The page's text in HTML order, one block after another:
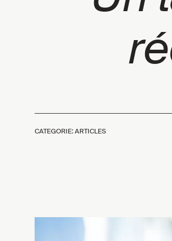
CATEGORIE: ARTICLES